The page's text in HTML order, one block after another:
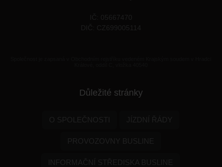
Důležité stránky
O SPOLEČNOSTI JÍZDNÍ ŘÁDY
PROVOZOVNY BUSLINE
INFORMAČNÍ STŘEDISKA BUSLINE